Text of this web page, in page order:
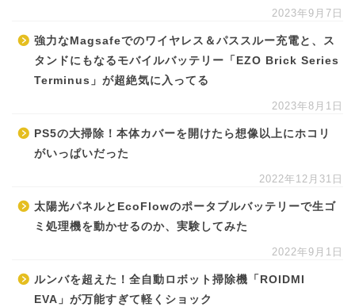
2023年9月7日
強力なMagsafeでのワイヤレス＆パススルー充電と、ス
タンドにもなるモバイルバッテリー「EZO Brick Series
Terminus」が超絶気に入ってる
2023年8月1日
PS5の大掃除！本体カバーを開けたら想像以上にホコリ
がいっぱいだった
2022年12月31日
太陽光パネルとEcoFlowのポータブルバッテリーで生ゴ
ミ処理機を動かせるのか、実験してみた
2022年9月1日
ルンバを超えた！全自動ロボット掃除機「ROIDMI
EVA」が万能すぎて軽くショック